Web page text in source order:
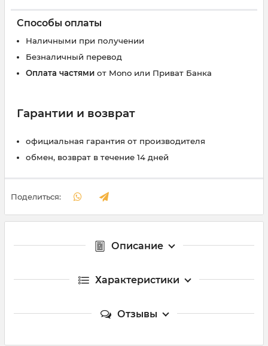
Способы оплаты
Наличными при получении
Безналичный перевод
Оплата частями от Mono или Приват Банка
Гарантии и возврат
официальная гарантия от производителя
обмен, возврат в течение 14 дней
Поделиться:
Описание
Характеристики
Отзывы